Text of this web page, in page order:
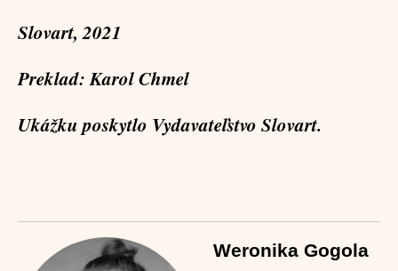
Slovart, 2021
Preklad: Karol Chmel
Ukážku poskytlo Vydavateľstvo Slovart.
Weronika Gogola